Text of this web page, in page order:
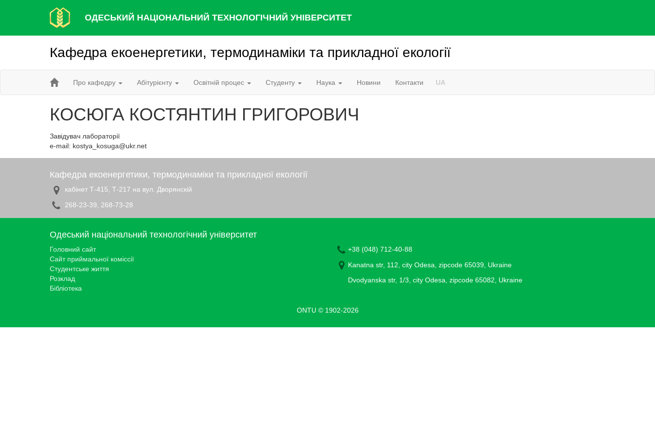
ОДЕСЬКИЙ НАЦІОНАЛЬНИЙ ТЕХНОЛОГІЧНИЙ УНІВЕРСИТЕТ
Кафедра екоенергетики, термодинаміки та прикладної екології
Про кафедру Абітурієнту Освітній процес Студенту Наука Новини Контакти UA
КОСЮГА КОСТЯНТИН ГРИГОРОВИЧ
Завідувач лабораторії
e-mail: kostya_kosuga@ukr.net
Кафедра екоенергетики, термодинаміки та прикладної екології
кабінет Т-415, Т-217 на вул. Дворянскій
268-23-39, 268-73-28
Одеський національний технологічний університет
Головний сайт
Сайт приймальної коміссії
Студентське життя
Розклад
Бібліотека
+38 (048) 712-40-88
Kanatna str, 112, city Odesa, zipcode 65039, Ukraine
Dvodyanska str, 1/3, city Odesa, zipcode 65082, Ukraine
ONTU © 1902-2026